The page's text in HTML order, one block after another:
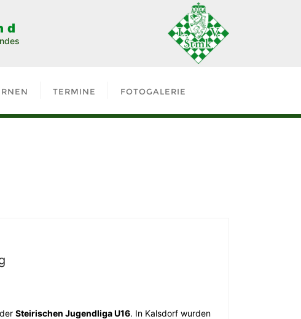
TERMINE FOTOGALERIE
Steirischen Jugendliga U16. In Kalsdorf wurden